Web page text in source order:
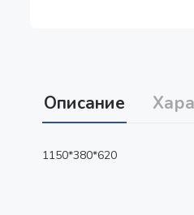
Описание
1150*380*620